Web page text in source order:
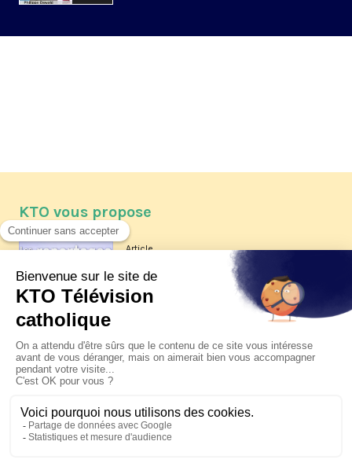
KTO vous propose
Article
Les reportages d'été 2026 de KTO
La visite pastorale du pape Léon
XIV à Assise à suivre sur KTO le
jeudi 6 août
Le pape en Uruguay, Argentine et
Pérou du 6 au 17 novembre 2026